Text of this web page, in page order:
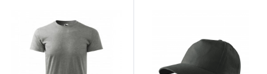
Rašyti atsiliepimą
Dar neturite paskyros? Registruokites